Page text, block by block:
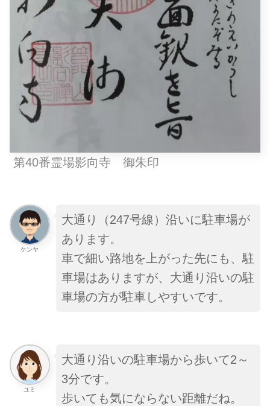
第40番霊場影向寺 御朱印
ケンヤ
大通り（247号線）沿いに駐車場が
あります。
車で細い路地を上がった先にも、駐
車場はありますが、大通り沿いの駐
車場の方が駐車しやすいです。
ユミ
大通り沿いの駐車場から歩いて2～
3分です。
歩いても気にならない距離だね。